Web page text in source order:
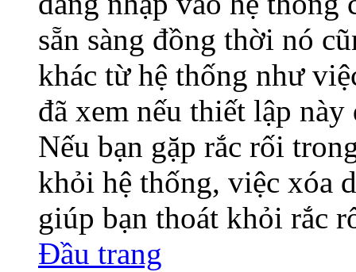
sẵn sàng đồng thời nó
khác từ hệ thống như
đã xem nếu thiết lập
Nếu bạn gặp rắc rối
khỏi hệ thống, việc xóa
giúp bạn thoát khỏi rắc
Đầu trang